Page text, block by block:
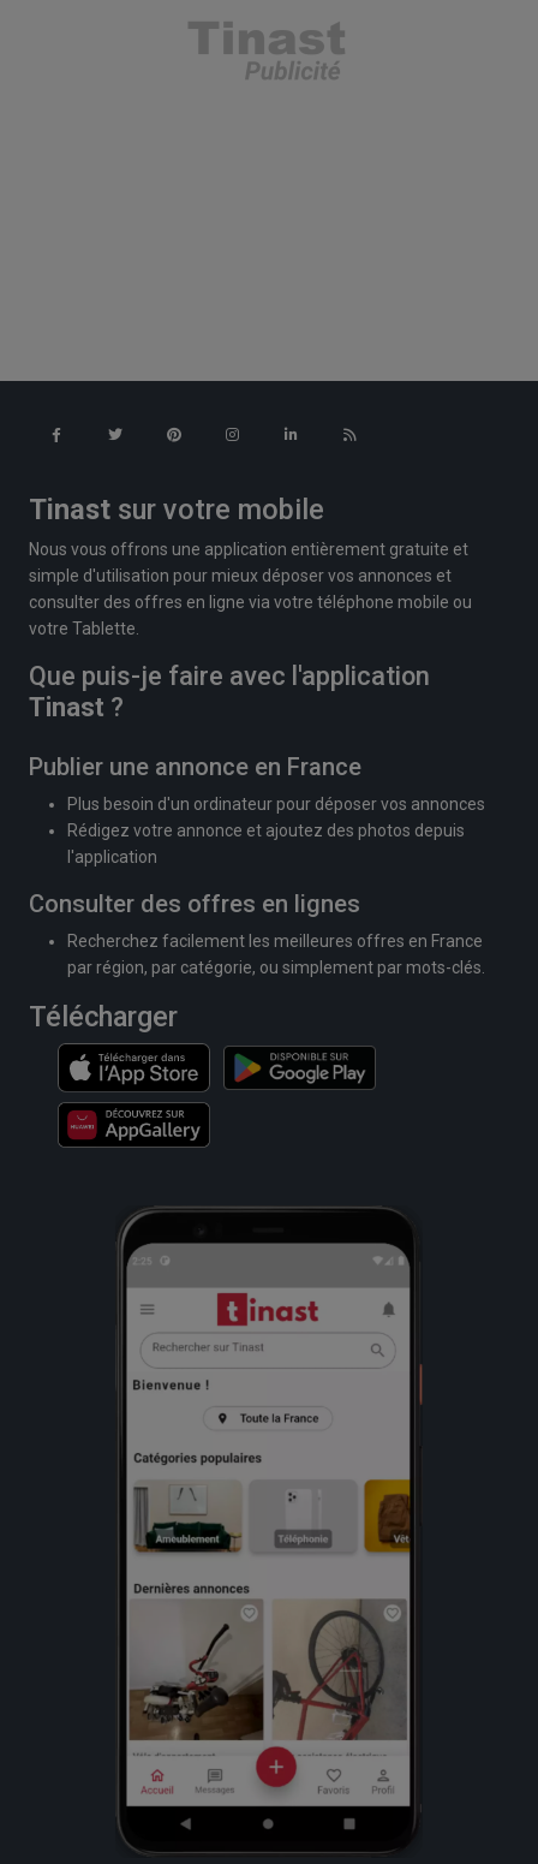
Tinast sur votre mobile
Nous vous offrons une application entièrement gratuite et
simple d'utilisation pour mieux déposer vos annonces et
consulter des offres en ligne via votre téléphone mobile ou
votre Tablette.
Que puis-je faire avec l'application
Tinast ?
Publier une annonce en France
Plus besoin d'un ordinateur pour déposer vos annonces
Rédigez votre annonce et ajoutez des photos depuis
l'application
Consulter des offres en lignes
Recherchez facilement les meilleures offres en France
par région, par catégorie, ou simplement par mots-clés.
Télécharger